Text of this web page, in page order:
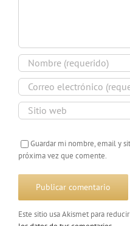
Guardar mi nombre, email y
próxima vez que comente.
Este sitio usa Akismet para